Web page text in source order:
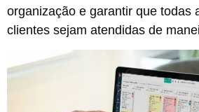
organização e garantir que todas
clientes sejam atendidas de